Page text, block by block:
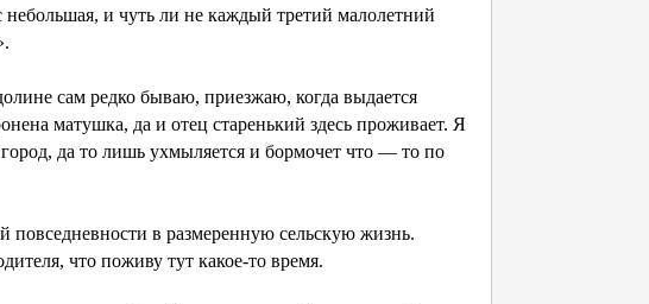
и чуть ли не каждый третий малолетний
сам редко бываю, приезжаю, когда выдается
матушка, да и отец старенький здесь проживает. Я
да то лишь ухмыляется и бормочет что — то по
повседневности в размеренную сельскую жизнь.
что поживу тут какое-то время.